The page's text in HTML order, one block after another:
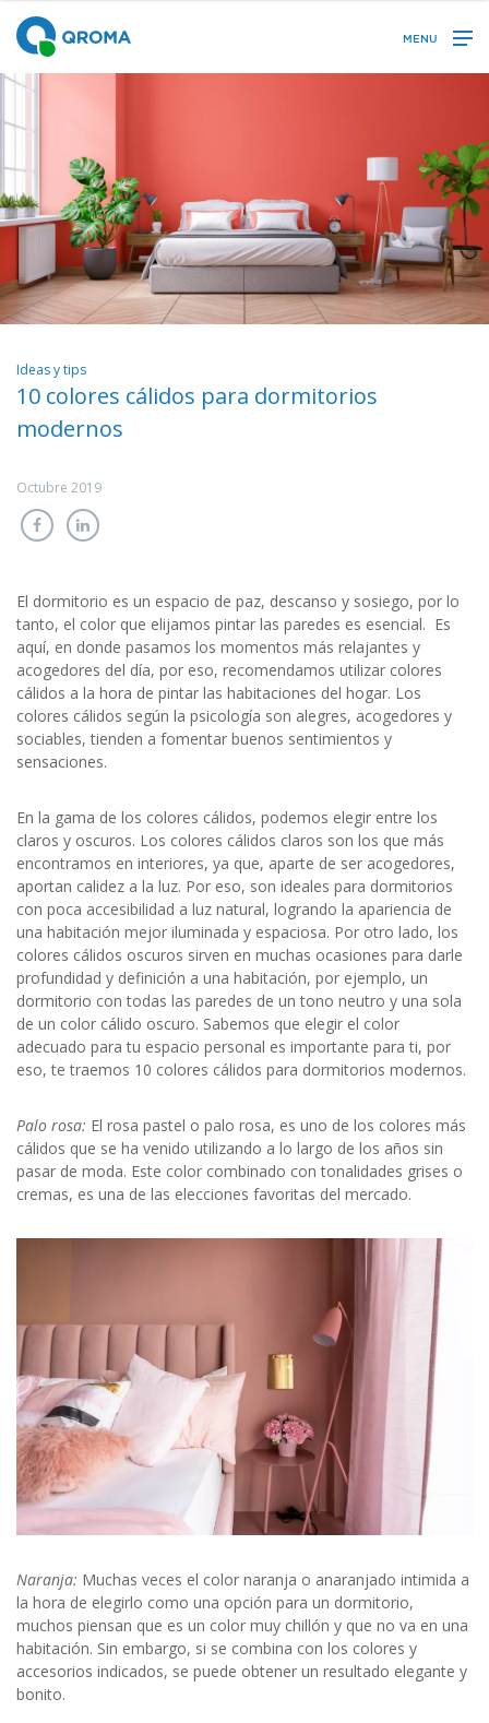
MENU
Ideas y tips
10 colores cálidos para dormitorios
modernos
Octubre 2019
El dormitorio es un espacio de paz, descanso y sosiego, por lo
tanto, el color que elijamos pintar las paredes es esencial. Es
aquí, en donde pasamos los momentos más relajantes y
acogedores del día, por eso, recomendamos utilizar colores
cálidos a la hora de pintar las habitaciones del hogar. Los
colores cálidos según la psicología son alegres, acogedores y
sociables, tienden a fomentar buenos sentimientos y
sensaciones.
En la gama de los colores cálidos, podemos elegir entre los
claros y oscuros. Los colores cálidos claros son los que más
encontramos en interiores, ya que, aparte de ser acogedores,
aportan calidez a la luz. Por eso, son ideales para dormitorios
con poca accesibilidad a luz natural, logrando la apariencia de
una habitación mejor iluminada y espaciosa. Por otro lado, los
colores cálidos oscuros sirven en muchas ocasiones para darle
profundidad y definición a una habitación, por ejemplo, un
dormitorio con todas las paredes de un tono neutro y una sola
de un color cálido oscuro. Sabemos que elegir el color
adecuado para tu espacio personal es importante para ti, por
eso, te traemos 10 colores cálidos para dormitorios modernos.
Palo rosa: El rosa pastel o palo rosa, es uno de los colores más
cálidos que se ha venido utilizando a lo largo de los años sin
pasar de moda. Este color combinado con tonalidades grises o
cremas, es una de las elecciones favoritas del mercado.
Naranja: Muchas veces el color naranja o anaranjado intimida a
la hora de elegirlo como una opción para un dormitorio,
muchos piensan que es un color muy chillón y que no va en una
habitación. Sin embargo, si se combina con los colores y
accesorios indicados, se puede obtener un resultado elegante y
bonito.